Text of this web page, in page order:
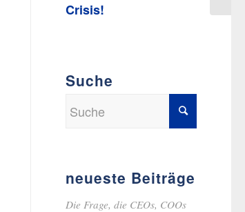
Crisis!
Suche
neueste Beiträge
Die Frage, die CEOs, COOs